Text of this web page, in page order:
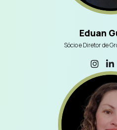
Eduan
Sócio e Diretor de